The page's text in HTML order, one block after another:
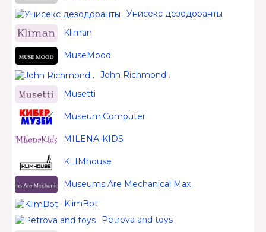
Унисекс дезодоранты
Kliman
MuseMood
John Richmond .
Musetti
Museum.Computer
MILENA-KIDS
KLIMhouse
Museums Are Mechanical Max
KlimBot
Petrova and toys